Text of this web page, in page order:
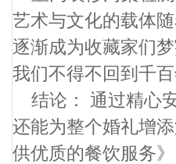
艺术与文化的载体
逐渐成为收藏家们
我们不得不回到千
结论： 通过精心
还能为整个婚礼增
供优质的餐饮服务